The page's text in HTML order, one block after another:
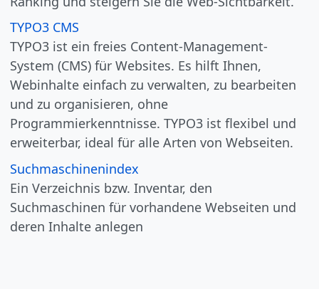
TYPO3 CMS
TYPO3 ist ein freies Content-Management-
System (CMS) für Websites. Es hilft Ihnen,
Webinhalte einfach zu verwalten, zu bearbeiten
und zu organisieren, ohne
Programmierkenntnisse. TYPO3 ist flexibel und
erweiterbar, ideal für alle Arten von Webseiten.
Suchmaschinenindex
Ein Verzeichnis bzw. Inventar, den
Suchmaschinen für vorhandene Webseiten und
deren Inhalte anlegen